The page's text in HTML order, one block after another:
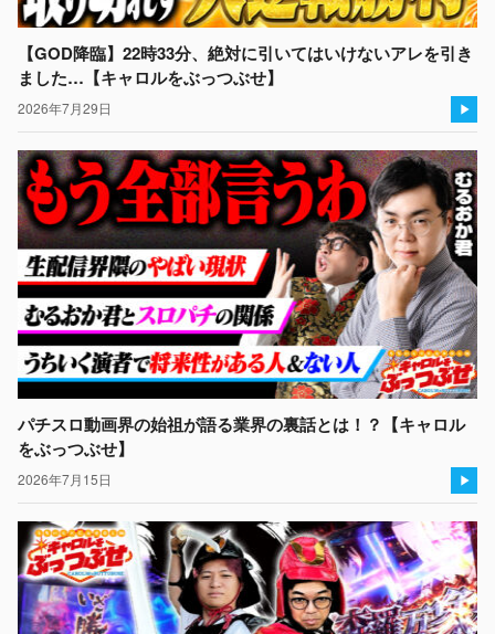
【GOD降臨】22時33分、絶対に引いてはいけないアレを引き
ました…【キャロルをぶっつぶせ】
2026年7月29日
パチスロ動画界の始祖が語る業界の裏話とは！？【キャロル
をぶっつぶせ】
2026年7月15日